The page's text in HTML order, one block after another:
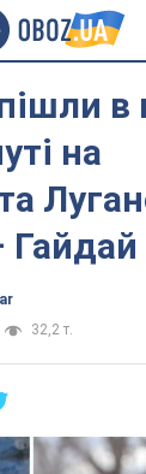
в
на
Гайдай
32,2 т.